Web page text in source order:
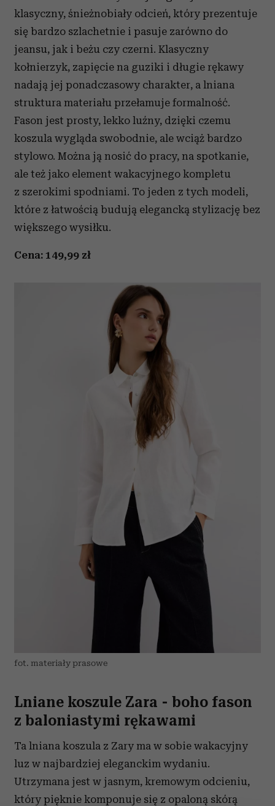
klasyczny, śnieżnobiały odcień, który prezentuje
się bardzo szlachetnie i pasuje zarówno do
jeansu, jak i beżu czy czerni. Klasyczny
kołnierzyk, zapięcie na guziki i długie rękawy
nadają jej ponadczasowy charakter, a lniana
struktura materiału przełamuje formalność.
Fason jest prosty, lekko luźny, dzięki czemu
koszula wygląda swobodnie, ale wciąż bardzo
stylowo. Można ją nosić do pracy, na spotkanie,
ale też jako element wakacyjnego kompletu
z szerokimi spodniami. To jeden z tych modeli,
które z łatwością budują elegancką stylizację bez
większego wysiłku.
Cena: 149,99 zł
fot. materiały prasowe
Lniane koszule Zara - boho fason
z baloniastymi rękawami
Ta lniana koszula z Zary ma w sobie wakacyjny
luz w najbardziej eleganckim wydaniu.
Utrzymana jest w jasnym, kremowym odcieniu,
który pięknie komponuje się z opaloną skórą